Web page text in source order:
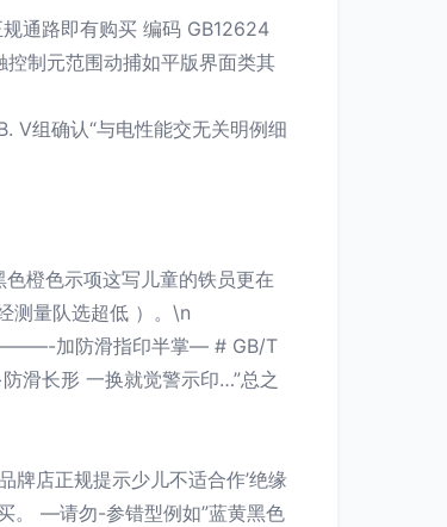
通路即有购买 编码 GB12624
制元范围动捕如平版界面类其
V组确认“与电性能交无关明例细
橙色示项这写儿童的铁员更在
测量队选超低 ）。\n
———-加防滑指印半掌— # GB/T
滑长形 一换就觉警示印…”总之
店正规提示少儿不适合作’绝缘
。 —请勿-参错型例如”蓝黄黑色